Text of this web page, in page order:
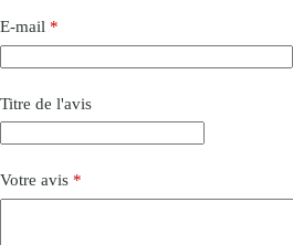
E-mail *
Titre de l'avis
Votre avis *